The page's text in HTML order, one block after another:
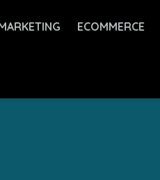
ECOMMERCE